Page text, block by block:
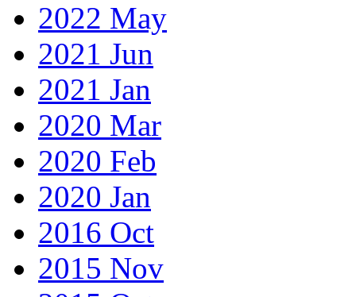
2022 May
2021 Jun
2021 Jan
2020 Mar
2020 Feb
2020 Jan
2016 Oct
2015 Nov